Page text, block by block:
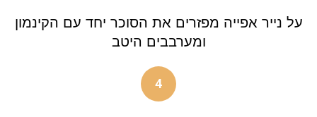
על נייר אפייה מפזרים את הסוכר יחד עם הקינמון
ומערבבים היטב
4